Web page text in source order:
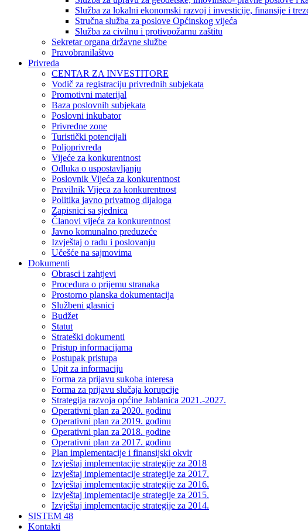
Služba za lokalni ekonomski razvoj i investicije, finansije i
Stručna služba za poslove Općinskog vijeća
Služba za civilnu i protivpožarnu zaštitu
Sekretar organa državne službe
Pravobranilaštvo
Privreda
CENTAR ZA INVESTITORE
Vodič za registraciju privrednih subjekata
Promotivni materijal
Baza poslovnih subjekata
Poslovni inkubator
Privredne zone
Turistički potencijali
Poljoprivreda
Vijeće za konkurentnost
Odluka o uspostavljanju
Poslovnik Vijeća za konkurentnost
Pravilnik Vijeca za konkurentnost
Politika javno privatnog dijaloga
Zapisnici sa sjednica
Članovi vijeća za konkurentnost
Javno komunalno preduzeće
Izvještaj o radu i poslovanju
Učešće na sajmovima
Dokumenti
Obrasci i zahtjevi
Procedura o prijemu stranaka
Prostorno planska dokumentacija
Službeni glasnici
Budžet
Statut
Strateški dokumenti
Pristup informacijama
Postupak pristupa
Upit za informaciju
Forma za prijavu sukoba interesa
Forma za prijavu slučaja korupcije
Strategija razvoja općine Jablanica 2021.-2027.
Operativni plan za 2020. godinu
Operativni plan za 2019. godinu
Operativni plan za 2018. godine
Operativni plan za 2017. godinu
Plan implementacije i finansijski okvir
Izvještaj implementacije strategije za 2018
Izvještaj implementacije strategije za 2017.
Izvještaj implementacije strategije za 2016.
Izvještaj implementacije strategije za 2015.
Izvještaj implementacije strategije za 2014.
SISTEM 48
Kontakti